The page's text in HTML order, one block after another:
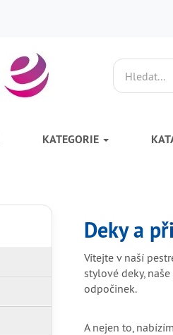
KATEGORIE
Deky a
Vítejte v naší
stylové deky,
odpočinek.
A nejen to,